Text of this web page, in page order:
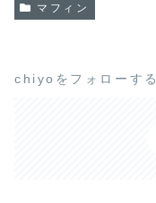
マフィン
chiyoをフォローする